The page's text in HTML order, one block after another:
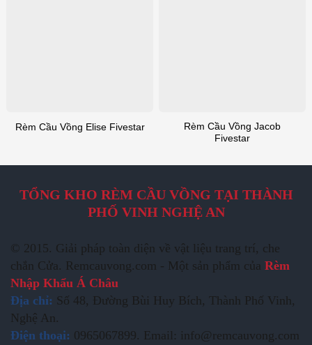
Rèm Cầu Vồng Elise Fivestar
Rèm Cầu Vồng Jacob
Fivestar
TỔNG KHO RÈM CẦU VỒNG TẠI THÀNH
PHỐ VINH NGHỆ AN
© 2015. Giải pháp toàn diện về vật liệu trang trí, che
chắn Cửa. Remcauvong.com - Một sản phẩm của Rèm
Nhập Khẩu Á Châu
Địa chỉ: Số 48, Đường Bùi Huy Bích, Thành Phố Vinh,
Nghệ An.
Điện thoại: 0965067899. Email: info@remcauvong.com